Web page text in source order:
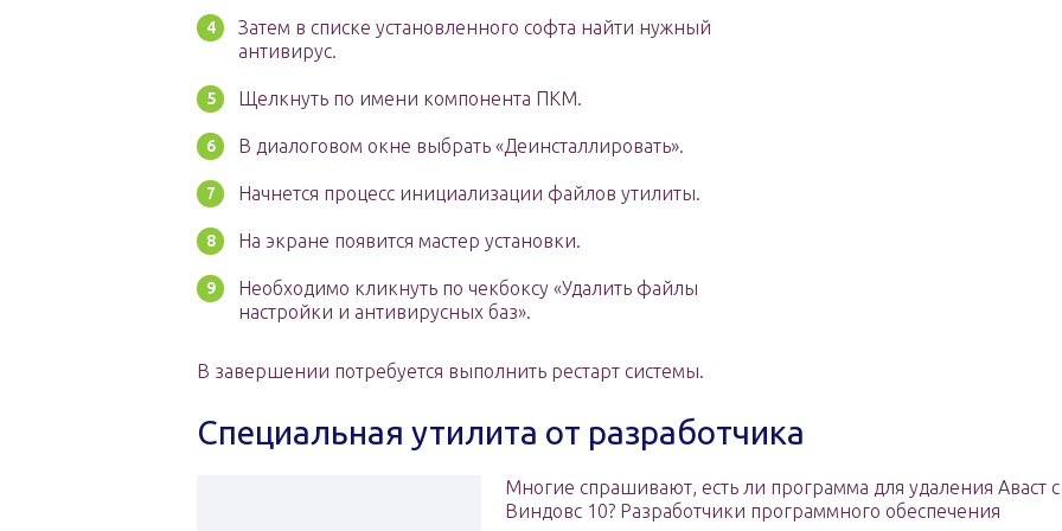
Затем в списке установленного софта найти нужный
антивирус.
Щелкнуть по имени компонента ПКМ.
В диалоговом окне выбрать «Деинсталлировать».
Начнется процесс инициализации файлов утилиты.
На экране появится мастер установки.
Необходимо кликнуть по чекбоксу «Удалить файлы
настройки и антивирусных баз».
В завершении потребуется выполнить рестарт системы.
Специальная утилита от разработчика
Многие спрашивают, есть ли программа для удаления Аваст с
Виндовс 10? Разработчики программного обеспечения